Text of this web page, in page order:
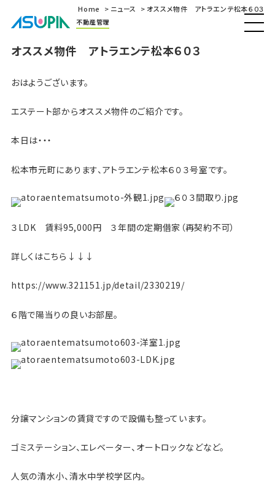
不動産管理
Home ニュース オススメ物件 アトラエンテ松本６０３
オススメ物件 アトラエンテ松本６０３
おはようございます。
エステート部からオススメ物件のご紹介です。
本日は・・・
松本市元町にあります、アトラエンテ松本６０３号室です。
３LDK 賃料95,000円 ３年間の定期借家（再契約不可）
詳しくはこちら↓↓↓
https://www.321151.jp/detail/2330219/
６階で陽当りの良いお部屋。
分譲マンションの賃貸ですので設備も整っています。
ゴミステーション、エレベーター、オートロックなどなど。
人気の清水小、清水中学校学区内。